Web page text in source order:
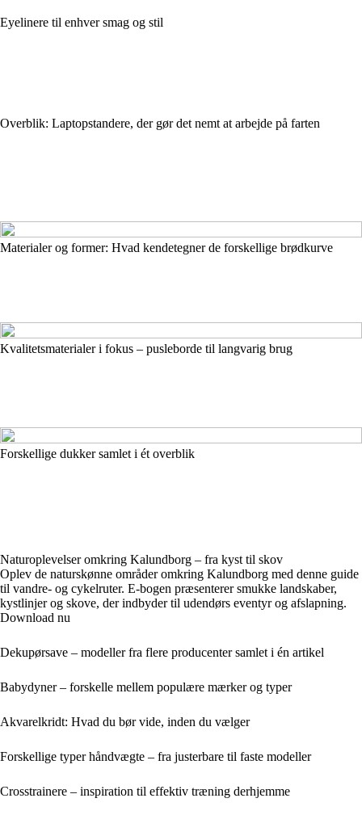
Eyelinere til enhver smag og stil
Overblik: Laptopstandere, der gør det nemt at arbejde på farten
Materialer og former: Hvad kendetegner de forskellige brødkurve
Kvalitetsmaterialer i fokus – pusleborde til langvarig brug
Forskellige dukker samlet i ét overblik
Naturoplevelser omkring Kalundborg – fra kyst til skov
Oplev de naturskønne områder omkring Kalundborg med denne guide
til vandre- og cykelruter. E-bogen præsenterer smukke landskaber,
kystlinjer og skove, der indbyder til udendørs eventyr og afslapning.
Download nu
Dekupørsave – modeller fra flere producenter samlet i én artikel
Babydyner – forskelle mellem populære mærker og typer
Akvarelkridt: Hvad du bør vide, inden du vælger
Forskellige typer håndvægte – fra justerbare til faste modeller
Crosstrainere – inspiration til effektiv træning derhjemme